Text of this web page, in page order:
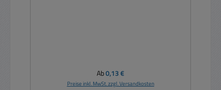
Regulärer Preis:
Ab0,13 €
Preise inkl. MwSt. zzgl. Versandkosten